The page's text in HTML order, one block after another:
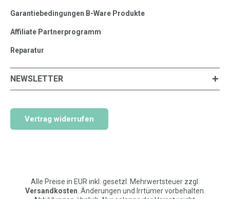
Garantiebedingungen B-Ware Produkte
Affiliate Partnerprogramm
Reparatur
NEWSLETTER
Vertrag widerrufen
Alle Preise in EUR inkl. gesetzl. Mehrwertsteuer zzgl.
Versandkosten. Änderungen und Irrtümer vorbehalten.